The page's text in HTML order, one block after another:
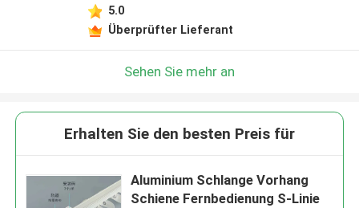
5.0
Überprüfter Lieferant
Sehen Sie mehr an
Erhalten Sie den besten Preis für
Aluminium Schlange Vorhang
Schiene Fernbedienung S-Linie